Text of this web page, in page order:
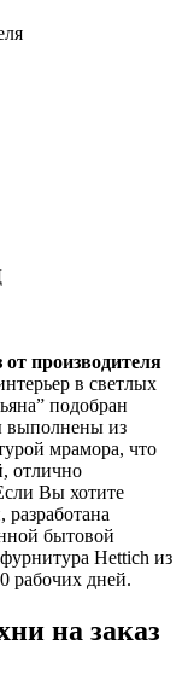
от производителя
в светлых
подобран
из
мрамора, что
отлично
Вы хотите
бытовой
Hettich из
рабочих дней.
на заказ